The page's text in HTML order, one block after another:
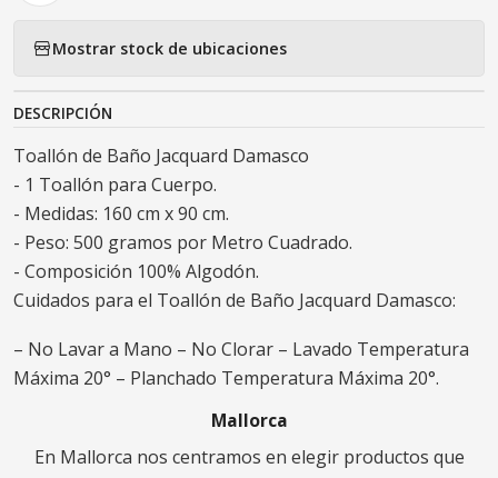
Mostrar stock de ubicaciones
DESCRIPCIÓN
Toallón de Baño Jacquard Damasco
- 1 Toallón para Cuerpo.
- Medidas: 160 cm x 90 cm.
- Peso: 500 gramos por Metro Cuadrado.
- Composición 100% Algodón.
Cuidados para el Toallón de Baño Jacquard Damasco:
– No Lavar a Mano – No Clorar – Lavado Temperatura
Máxima 20° – Planchado Temperatura Máxima 20°.
Mallorca
En Mallorca nos centramos en elegir productos que